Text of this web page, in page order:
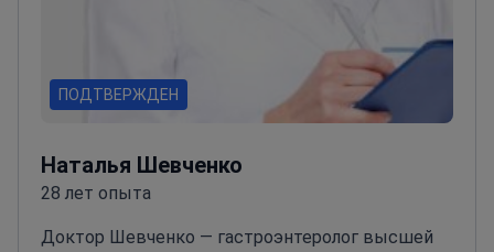
ПОДТВЕРЖДЕН
Наталья Шевченко
28 лет опыта
Доктор Шевченко — гастроэнтеролог высшей